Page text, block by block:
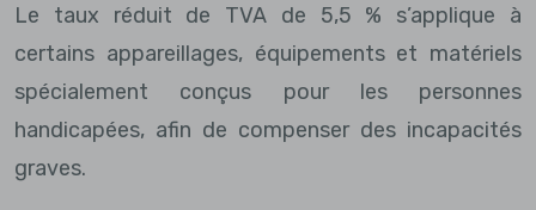
Le taux réduit de TVA de 5,5 % s’applique à
certains appareillages, équipements et matériels
spécialement conçus pour les personnes
handicapées, afin de compenser des incapacités
graves.